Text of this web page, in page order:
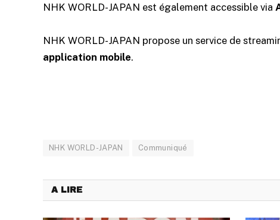
NHK WORLD-JAPAN est également accessible via
NHK WORLD-JAPAN propose un service de
application mobile.
NHK WORLD-JAPAN Communiqué
A LIRE